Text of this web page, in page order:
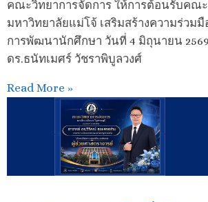
คณะวิทยาการจัดการ ให้การต้อนรับคณ
มหาวิทยาลัยแม่โจ้ เสริมสร้างความร่วมมื
การพัฒนานักศึกษา วันที่ 4 มิถุนายน
ดร.ธนัทเมศร์ วัชราพิบูลวงศ์
Read More »